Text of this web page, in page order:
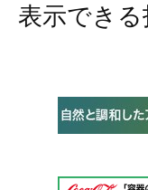
表示でき